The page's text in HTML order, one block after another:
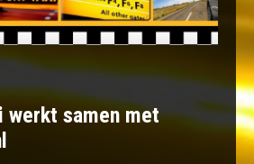
werkt samen met